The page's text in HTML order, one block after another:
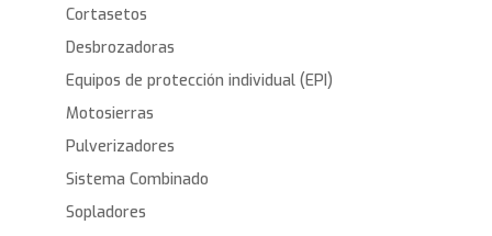
Cortasetos
Desbrozadoras
Equipos de protección individual (EPI)
Motosierras
Pulverizadores
Sistema Combinado
Sopladores